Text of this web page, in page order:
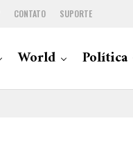
CONTATO SUPORTE
World Política